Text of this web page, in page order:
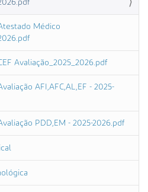
Médico
Avaliação_2025_2026.pdf
AFI,AFC,AL,EF - 2025-
PDD,EM - 2025-2026.pdf